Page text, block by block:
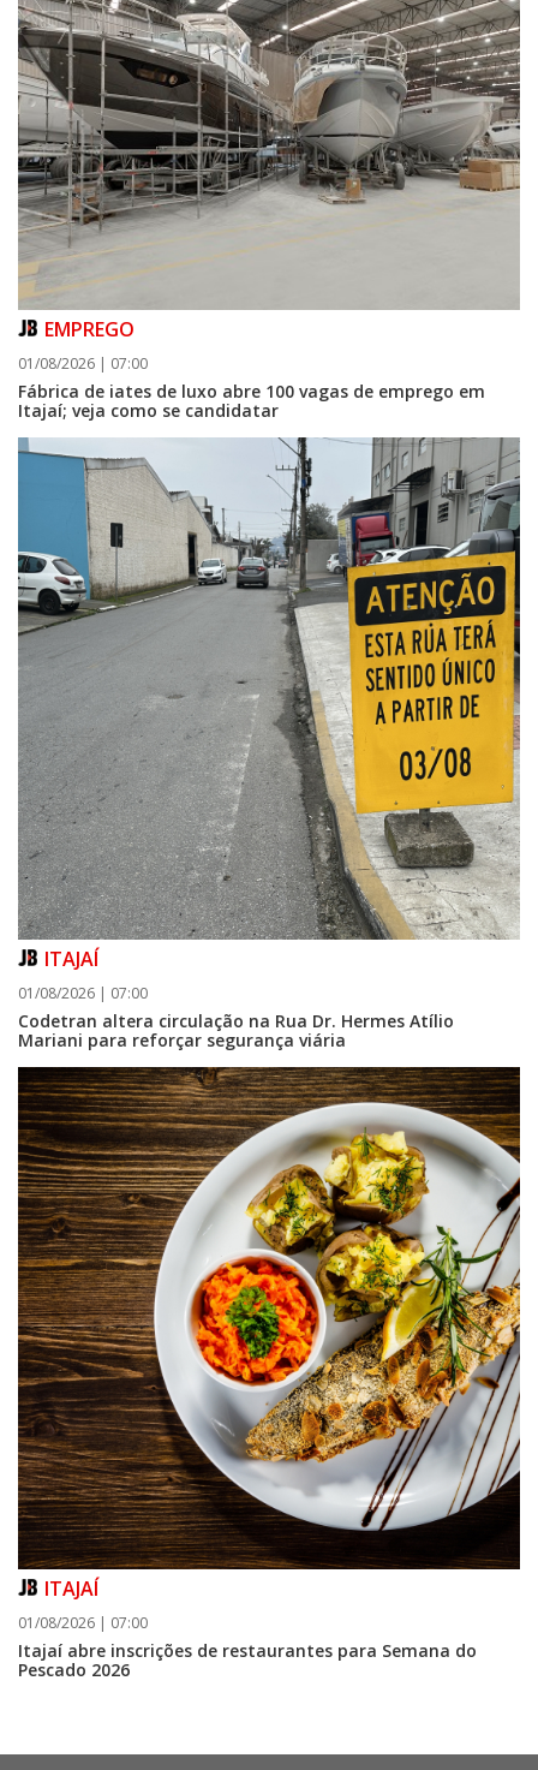
07/08/2026 | 07:00
Itapema se destaca no IDEB e conquista melhor resultado da região
BALNEÁRIO PIÇARRAS
07/08/2026 | 07:00
Sala do Empreendedor divulga agenda de capacitações e consultorias
gratuitas para agosto em Balneário Piçarras
NAVEGANTES
07/08/2026 | 07:00
Navegantes conquista nota A+ na Capag do Tesouro Nacional
ITAJAÍ
EMPREGO
01/08/2026 | 07:00
Fábrica de iates de luxo abre 100 vagas de emprego em
Itajaí; veja como se candidatar
ITAJAÍ
01/08/2026 | 07:00
Codetran altera circulação na Rua Dr. Hermes Atílio
Mariani para reforçar segurança viária
ITAJAÍ
01/08/2026 | 07:00
Itajaí abre inscrições de restaurantes para Semana do
Pescado 2026